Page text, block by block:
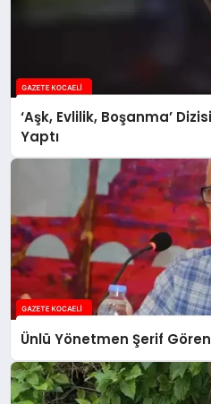
‘Aşk, Evlilik, Boşanma’
Yaptı
Ünlü Yönetmen Şerif